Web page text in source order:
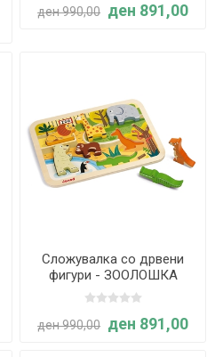
ден 990,00 ден 891,00
Сложувалка со дрвени
фигури - ЗООЛОШКА
ГРАДИНА - Janod
ден 990,00 ден 891,00